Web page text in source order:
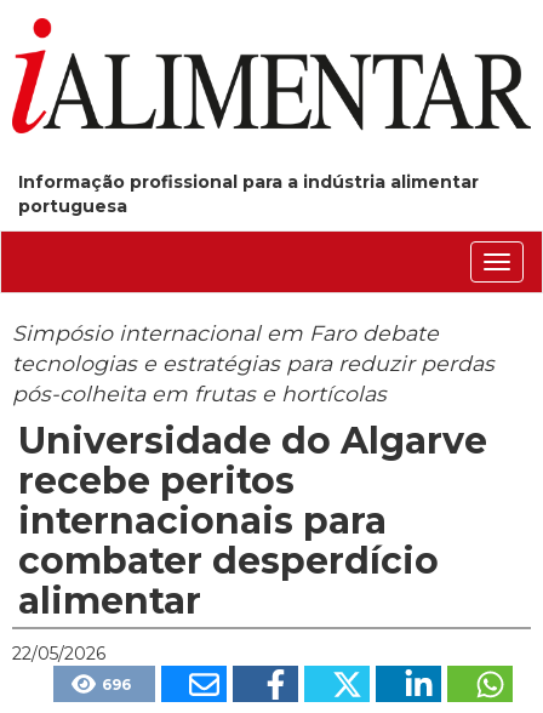
Informação profissional para a indústria alimentar
portuguesa
Simpósio internacional em Faro debate
tecnologias e estratégias para reduzir perdas
pós-colheita em frutas e hortícolas
Universidade do Algarve
recebe peritos
internacionais para
combater desperdício
alimentar
22/05/2026
696